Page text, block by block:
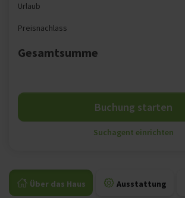
Über das Haus Ausstattung
Urlaub
Preisnachlass
Gesamtsumme
Buchung starten
Suchagent einrichten